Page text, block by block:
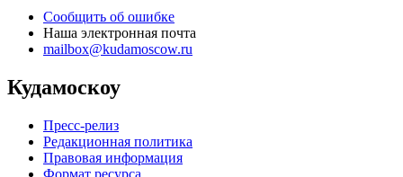
Сообщить об ошибке
Наша электронная почта
mailbox@kudamoscow.ru
Кудамоскоу
Пресс-релиз
Редакционная политика
Правовая информация